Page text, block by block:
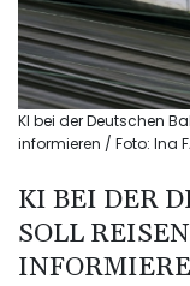
KI bei der Deutschen
informieren / Foto: Ina
KI BEI DER
SOLL